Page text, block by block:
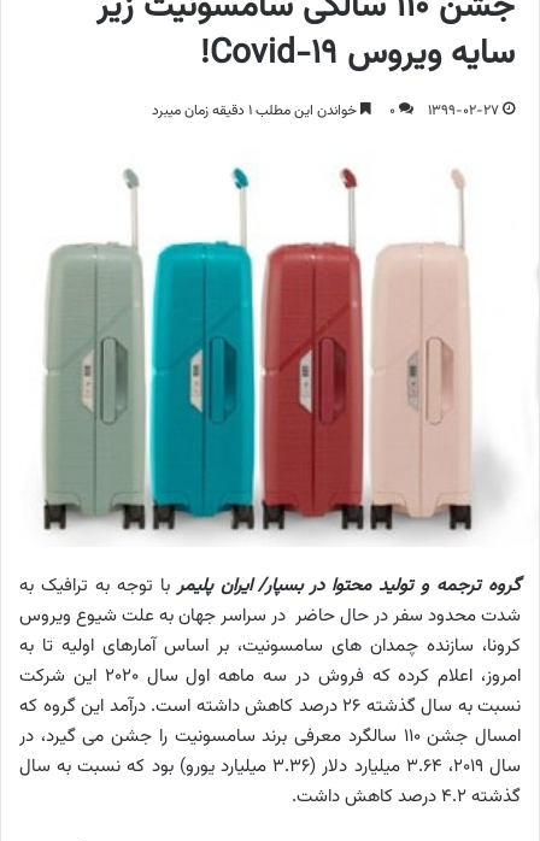
سایه ویروس Covid-19!
1399-02-27
0 خواندن این مطلب 1 دقیقه زمان میبرد
گروه ترجمه و تولید محتوا در بسپار/ ایران پلیمربا توجه به ترافیک به
شدت محدود سفر در حال حاضر در سراسر جهان به علت شیوع ویروس
کرونا، سازنده چمدان های سامسونیت، بر اساس آمارهای اولیه تا به
امروز، اعلام کرده که فروش در سه ماهه اول سال 2020 این شرکت
نسبت به سال گذشته 26 درصد کاهش داشته است. درآمد این گروه که
امسال جشن 110 سالگرد معرفی برند سامسونیت را جشن می گیرد، در
سال 2019، 3.64 میلیارد دلار (3.36 میلیارد یورو) بود که نسبت به سال
گذشته 4.2 درصد کاهش داشت.